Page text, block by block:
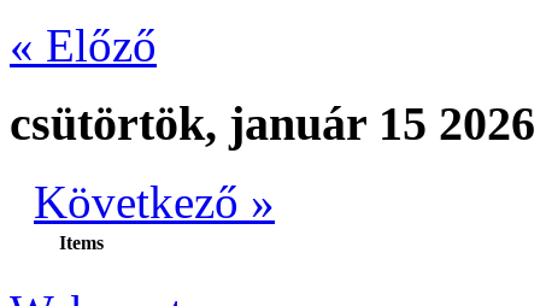
« Előző
csütörtök, január 15 2026
Következő »
Items